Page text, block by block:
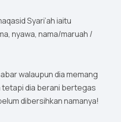
Syari’ah iaitu
nyawa, nama/maruah /
walaupun dia memang
tetapi dia berani bertegas
dibersihkan namanya!